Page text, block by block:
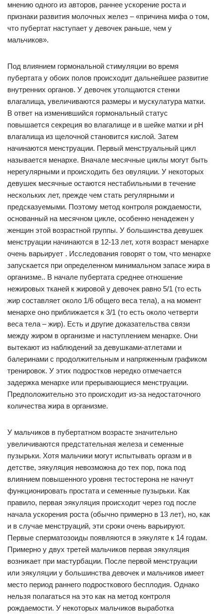
мнению одного из авторов, раннее ускорение роста и
признаки развития молочных желез – «причина мифа о том,
что пубертат наступает у девочек раньше, чем у
мальчиков».
Под влиянием гормональной стимуляции во время
пубертата у обоих полов происходит дальнейшее развитие
внутренних органов. У девочек утолщаются стенки
влагалища, увеличиваются размеры и мускулатура матки.
В ответ на изменившийся гормональный статус
повышается секреция во влагалище и в шейке матки и pH
влагалища из щелочной становится кислой. Затем
начинаются менструации. Первый менструальный цикл
называется менархе. Вначале месячные циклы могут быть
нерегулярными и происходить без овуляции. У некоторых
девушек месячные остаются нестабильными в течение
нескольких лет, прежде чем стать регулярными и
предсказуемыми. Поэтому метод контроля рождаемости,
основанный на месячном цикле, особенно ненадежен у
женщин этой возрастной группы. У большинства девушек
менструации начинаются в 12-13 лет, хотя возраст менархе
очень варьирует . Исследования говорят о том, что менархе
запускается при определенном минимальном запасе жира в
организме.. В начале пубертата среднее отношение
нежировых тканей к жировой у девочек равно 5/1 (то есть
жир составляет около 1/6 общего веса тела), а на момент
менархе оно приближается к 3/1 (то есть около четверти
веса тела – жир). Есть и другие доказательства связи
между жиром в организме и наступлением менархе. Они
вытекают из наблюдений за девушками-атлетами и
балеринами с продолжительным и напряженным графиком
тренировок. У этих подростков нередко отмечается
задержка менархе или прерывающиеся менструации.
Предположительно это происходит из-за недостаточного
количества жира в организме.
У мальчиков в пубертатном возрасте значительно
увеличиваются предстательная железа и семенные
пузырьки. Хотя мальчики могут испытывать оргазм и в
детстве, эякуляция невозможна до тех пор, пока под
влиянием повышенного уровня тестостерона не начнут
функционировать простата и семенные пузырьки. Как
правило, первая эякуляция происходит через год после
начала ускорения роста (обычно примерно в 13 лет), но, как
и в случае менструаций, эти сроки очень варьируют.
Первые сперматозоиды появляются в эякуляте к 14 годам.
Примерно у двух третей мальчиков первая эякуляция
возникает при мастурбации. После первой менструации
или эякуляции у большинства девочек и мальчиков имеет
место период раннего подросткового бесплодия. Однако
нельзя полагаться на это как на метод контроля
рождаемости. У некоторых мальчиков выработка